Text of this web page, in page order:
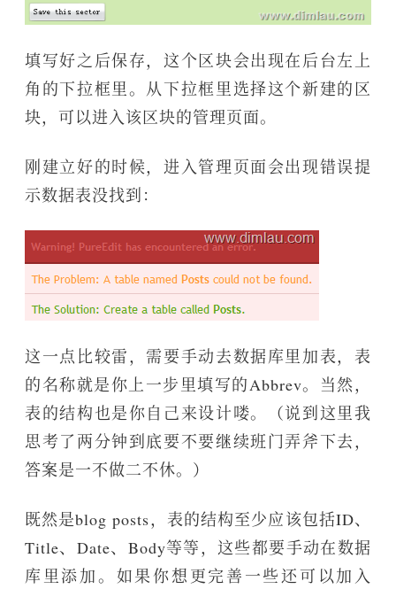
填写好之后保存，这个区块会出现在后台左上
角的下拉框里。从下拉框里选择这个新建的区
块，可以进入该区块的管理页面。
刚建立好的时候，进入管理页面会出现错误提
示数据表没找到：
这一点比较雷，需要手动去数据库里加表，表
的名称就是你上一步里填写的Abbrev。当然，
表的结构也是你自己来设计喽。（说到这里我
思考了两分钟到底要不要继续班门弄斧下去，
答案是一不做二不休。）
既然是blog posts，表的结构至少应该包括ID、
Title、Date、Body等等，这些都要手动在数据
库里添加。如果你想更完善一些还可以加入